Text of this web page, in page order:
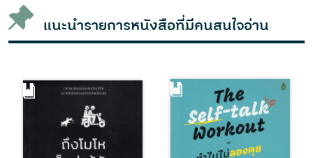
แนะนำรายการหนังสือที่มีคนสนใจอ่าน